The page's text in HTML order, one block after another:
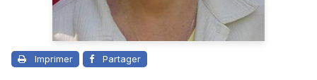
Imprimer Partager